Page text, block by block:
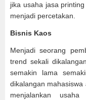
jika usaha jasa
menjadi percetakan.
Bisnis Kaos
Menjadi seorang
trend sekali
semakin lama
dikalangan
menjalankan